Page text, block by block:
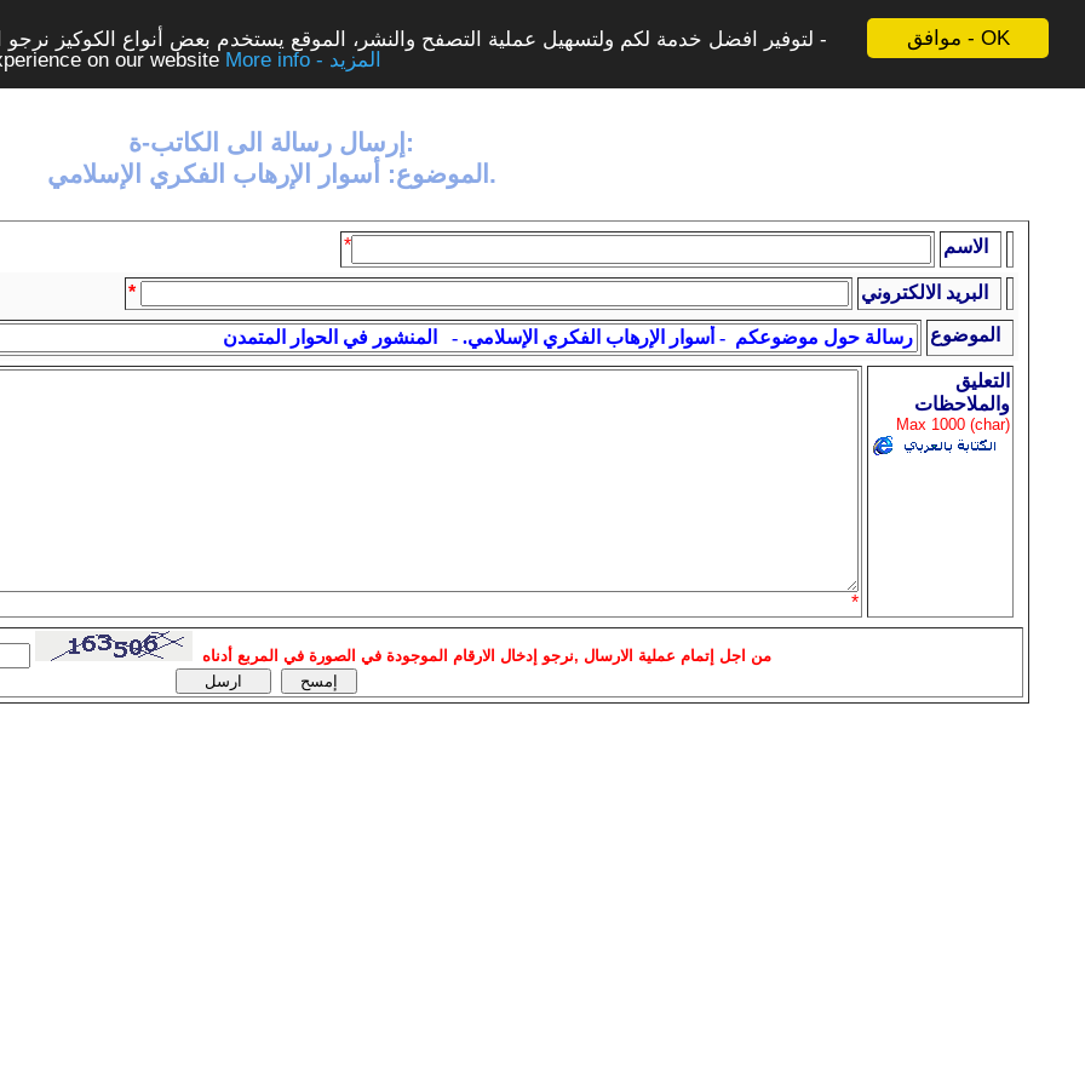
موافق - OK
لتوفير افضل خدمة لكم ولتسهيل عملية التصفح والنشر، الموقع يستخدم بعض أنواع الكوكيز
on our website
More info - المزيد
إرسال رسالة الى الكاتب-ة:
الموضوع: أسوار الإرهاب الفكري الإسلامي.
* الاسم
*
البريد الالكتروني
الموضوع
*
التعليق
والملاحظات
Max 1000 (char)
من اجل إتمام عملية الارسال ,نرجو إدخال الارقام الموجودة في الصورة في المربع أدناه